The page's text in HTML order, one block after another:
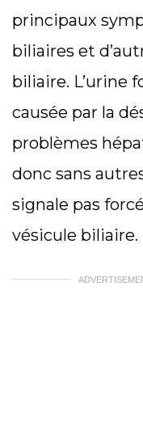
principaux
biliaires et
biliaire. L’urine
causée par la
problèmes
donc sans
signale pas
vésicule biliaire.